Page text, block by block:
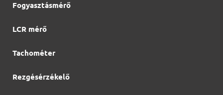
Fogyasztásmérő
LCR mérő
Tachométer
Rezgésérzékelő